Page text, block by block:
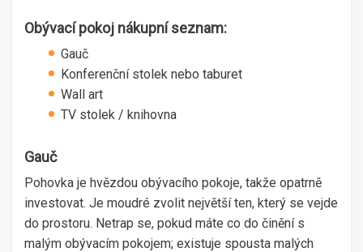
Obývací pokoj nákupní seznam:
Gauč
Konferenční stolek nebo taburet
Wall art
TV stolek / knihovna
Gauč
Pohovka je hvězdou obývacího pokoje, takže opatrně
investovat. Je moudré zvolit největší ten, který se vejde
do prostoru. Netrap se, pokud máte co do činění s
malým obývacím pokojem; existuje spousta malých